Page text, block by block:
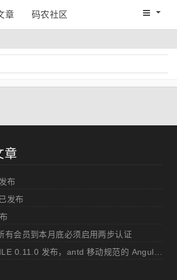
章 码农社区 码农网
章
布
发布
有会员到本月底必须启用两步认证